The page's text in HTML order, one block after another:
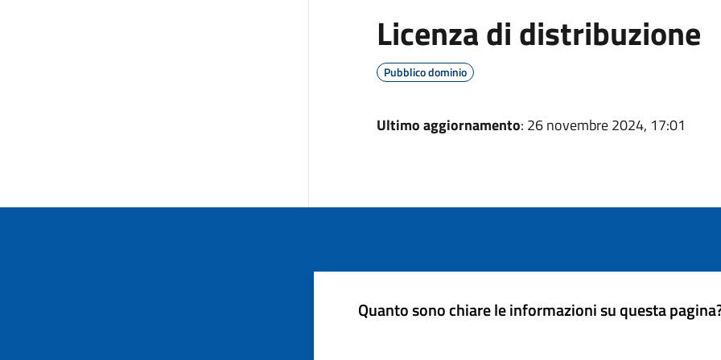
Licenza di distribuzione
Pubblico dominio
Ultimo aggiornamento: 26 novembre 2024, 17:01
Quanto sono chiare le informazioni su questa